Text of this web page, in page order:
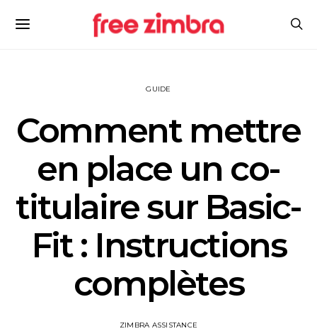
GUIDE
Comment mettre
en place un co-
titulaire sur Basic-
Fit : Instructions
complètes
ZIMBRA ASSISTANCE